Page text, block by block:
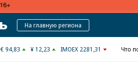
КоммерсантъНа главную региона
€ 94,83 ¥ 12,23 IMOEX 2281,31 Что